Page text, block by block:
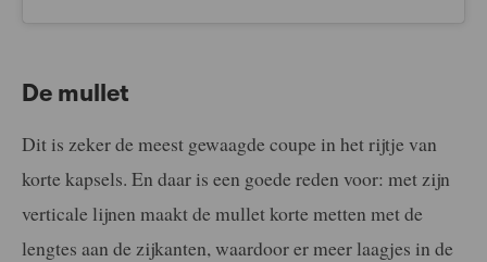
De mullet
Dit is zeker de meest gewaagde coupe in het rijtje van
korte kapsels. En daar is een goede reden voor: met zijn
verticale lijnen maakt de mullet korte metten met de
lengtes aan de zijkanten, waardoor er meer laagjes in de